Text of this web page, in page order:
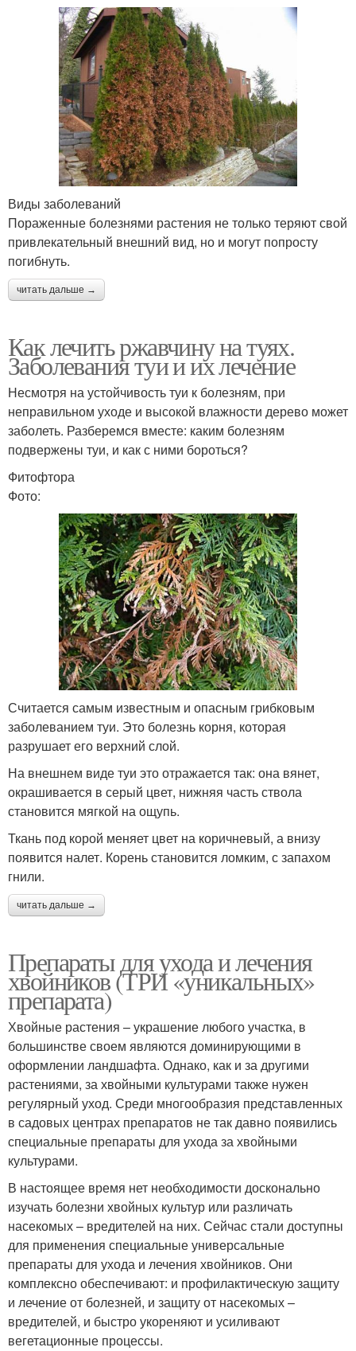
Виды заболеваний
Пораженные болезнями растения не только теряют свой
привлекательный внешний вид, но и могут попросту
погибнуть.
читать дальше →
Как лечить ржавчину на туях.
Заболевания туи и их лечение
Несмотря на устойчивость туи к болезням, при
неправильном уходе и высокой влажности дерево может
заболеть. Разберемся вместе: каким болезням
подвержены туи, и как с ними бороться?
Фитофтора
Фото:
Считается самым известным и опасным грибковым
заболеванием туи. Это болезнь корня, которая
разрушает его верхний слой.
На внешнем виде туи это отражается так: она вянет,
окрашивается в серый цвет, нижняя часть ствола
становится мягкой на ощупь.
Ткань под корой меняет цвет на коричневый, а внизу
появится налет. Корень становится ломким, с запахом
гнили.
читать дальше →
Препараты для ухода и лечения
хвойников (ТРИ «уникальных»
препарата)
Хвойные растения – украшение любого участка, в
большинстве своем являются доминирующими в
оформлении ландшафта. Однако, как и за другими
растениями, за хвойными культурами также нужен
регулярный уход. Среди многообразия представленных
в садовых центрах препаратов не так давно появились
специальные препараты для ухода за хвойными
культурами.
В настоящее время нет необходимости досконально
изучать болезни хвойных культур или различать
насекомых – вредителей на них. Сейчас стали доступны
для применения специальные универсальные
препараты для ухода и лечения хвойников. Они
комплексно обеспечивают: и профилактическую защиту
и лечение от болезней, и защиту от насекомых –
вредителей, и быстро укореняют и усиливают
вегетационные процессы.